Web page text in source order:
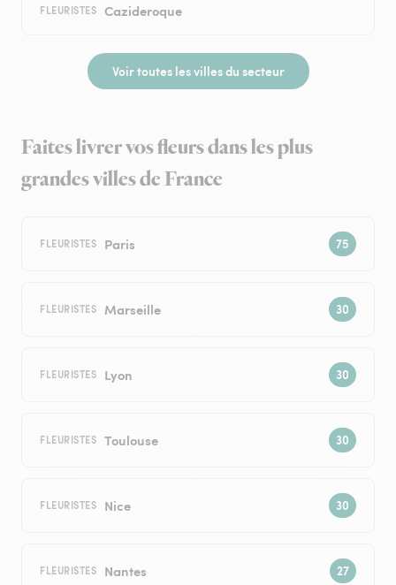
FLEURISTES Cazideroque
Voir toutes les villes du secteur
Faites livrer vos fleurs dans les plus
grandes villes de France
FLEURISTES Paris
FLEURISTES Marseille
FLEURISTES Lyon
FLEURISTES Toulouse
FLEURISTES Nice
FLEURISTES Nantes